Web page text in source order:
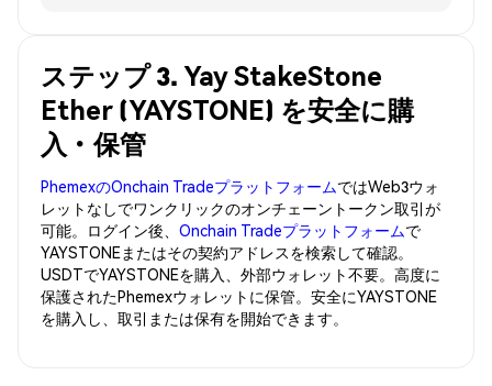
ステップ 3. Yay StakeStone
Ether (YAYSTONE) を安全に購
入・保管
PhemexのOnchain TradeプラットフォームではWeb3ウォ
レットなしでワンクリックのオンチェーントークン取引が
可能。ログイン後、 Onchain Tradeプラットフォームで
YAYSTONEまたはその契約アドレスを検索して確認。
USDTでYAYSTONEを購入、外部ウォレット不要。高度に
保護されたPhemexウォレットに保管。安全にYAYSTONE
を購入し、取引または保有を開始できます。